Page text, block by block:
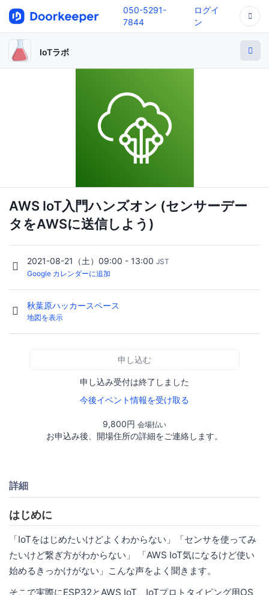
050-5291-
7844
ログイ
ン
IoTラボ
AWS IoT入門ハンズオン (センサーデー
タをAWSに送信しよう)
2021-08-21（土）09:00 - 13:00 JST
Google カレンダーに追加
秋葉原ハッカースペース
地図を表示
申し込む
申し込み受付は終了しました
今後イベント情報を受け取る
9,800円 会場払い
お申込み後、開場住所の詳細をご連絡します。
詳細
はじめに
「IoTをはじめたいけどよくわからない」「センサを使ってみ
たいけど繋ぎ方がわからない」 「AWS IoT気になるけど使い
始めるきっかけがない」こんな声をよく聞きます。
そこで実際にESP32とAWS IoT、IoTプロトタイピング用OS